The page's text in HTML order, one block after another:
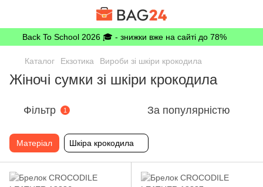
Back To School 2026 🎓 - знижки вже на сайті до 78%
Каталог Екзотика Вироби зі шкіри крокодила
Жіночі сумки зі шкіри крокодила
Фільтр 1 За популярністю
Матеріал Шкіра крокодила